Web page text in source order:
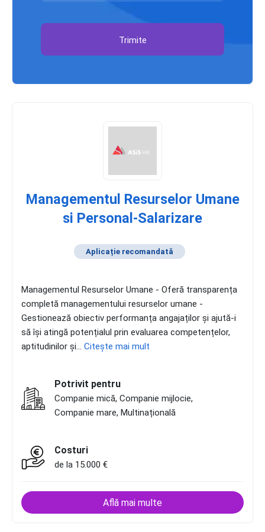
Trimite
Managementul Resurselor Umane
si Personal-Salarizare
Aplicație recomandată
Managementul Resurselor Umane - Oferă transparența
completă managementului resurselor umane -
Gestionează obiectiv performanța angajaților și ajută-i
să își atingă potențialul prin evaluarea competențelor,
aptitudinilor și... Citește mai mult
Potrivit pentru
Companie mică, Companie mijlocie,
Companie mare, Multinațională
Costuri
de la 15.000 €
Află mai multe